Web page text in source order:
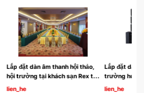
hội
tỉnh
Lắp đặt dàn âm thanh hội
trường tại Phú Thọ VH-HT001